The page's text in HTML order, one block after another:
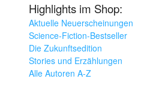
Highlights im Shop:
Aktuelle Neuerscheinungen
Science-Fiction-Bestseller
Die Zukunftsedition
Stories und Erzählungen
Alle Autoren A-Z